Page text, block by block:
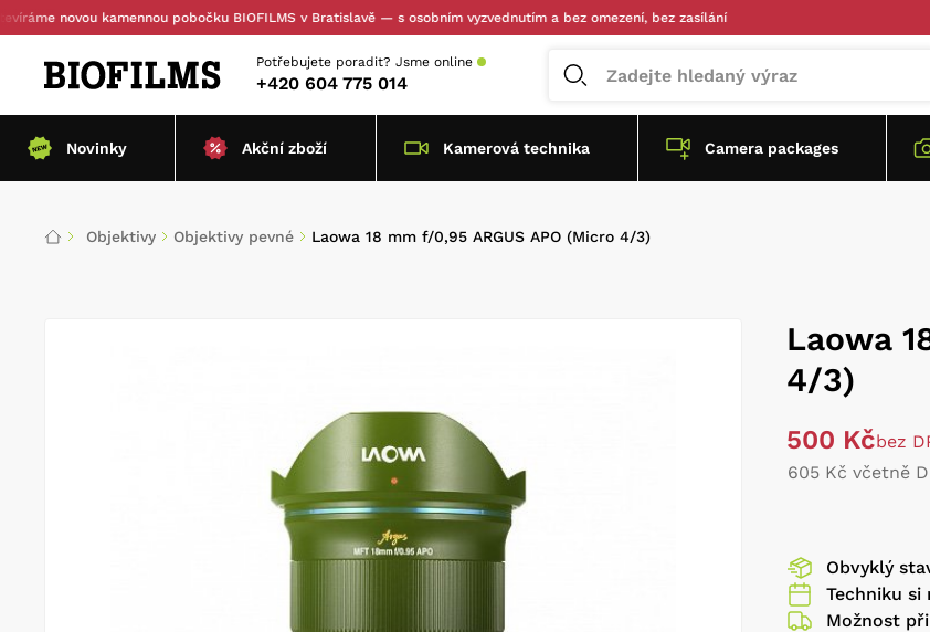
novou kamennou pobočku BIOFILMS v Bratislavě — s osobním vyzvednutím a bez omezení, bez zasílání
Potřebujete poradit? Jsme online
+420 604 775 014
Novinky Akční zboží Kamerová technika Camera packages
Objektivy Objektivy pevné Laowa 18 mm f/0,95 ARGUS APO (Micro 4/3)
Laowa
4/3)
500 Kčbez
605 Kč včetně
Obvyklý
Techniku si
Možnost